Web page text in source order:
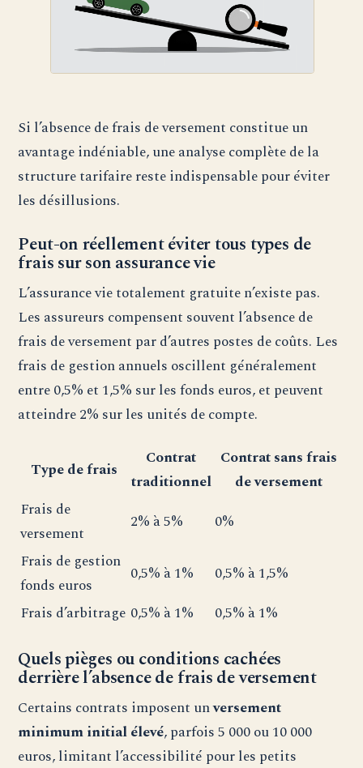
Si l’absence de frais de versement constitue un
avantage indéniable, une analyse complète de la
structure tarifaire reste indispensable pour éviter
les désillusions.
Peut-on réellement éviter tous types de
frais sur son assurance vie
L’assurance vie totalement gratuite n’existe pas.
Les assureurs compensent souvent l’absence de
frais de versement par d’autres postes de coûts. Les
frais de gestion annuels oscillent généralement
entre 0,5% et 1,5% sur les fonds euros, et peuvent
atteindre 2% sur les unités de compte.
Type de frais
Contrat
traditionnel
Contrat sans frais
de versement
Frais de
versement
2% à 5%
0%
Frais de gestion
fonds euros
0,5% à 1%
0,5% à 1,5%
Frais d’arbitrage 0,5% à 1% 0,5% à 1%
Quels pièges ou conditions cachées
derrière l’absence de frais de versement
Certains contrats imposent unversement
minimum initial élevé, parfois 5 000 ou 10 000
euros, limitant l’accessibilité pour les petits